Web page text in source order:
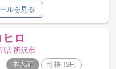
ルを見る
ヒロ
県 所沢市
本人証 性格 ISFj